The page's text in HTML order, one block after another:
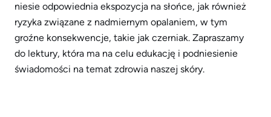
niesie odpowiednia ekspozycja na słońce, jak również
ryzyka związane z nadmiernym opalaniem, w tym
groźne konsekwencje, takie jak czerniak. Zapraszamy
do lektury, która ma na celu edukację i podniesienie
świadomości na temat zdrowia naszej skóry.